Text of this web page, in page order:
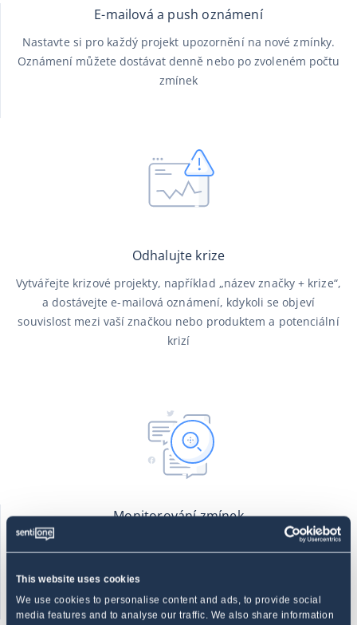
This website uses cookies
We use cookies to personalise content and ads, to provide social
media features and to analyse our traffic. We also share information
E-mailová a push oznámení
Nastavte si pro každý projekt upozornění na nové zmínky.
Oznámení můžete dostávat denně nebo po zvoleném počtu
zmínek
Odhalujte krize
Vytvářejte krizové projekty, například „název značky + krize“,
a dostávejte e-mailová oznámení, kdykoli se objeví
souvislost mezi vaší značkou nebo produktem a potenciální
krizí
Monitorování zmínek
Sledujte, jak jsou na internetu přijaty nově představené
diskusí nebo někdo nahlásí chybu